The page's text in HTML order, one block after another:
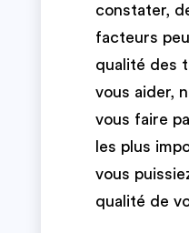
constater,
facteurs
qualité des
vous aider,
vous faire
les plus
vous
qualité de